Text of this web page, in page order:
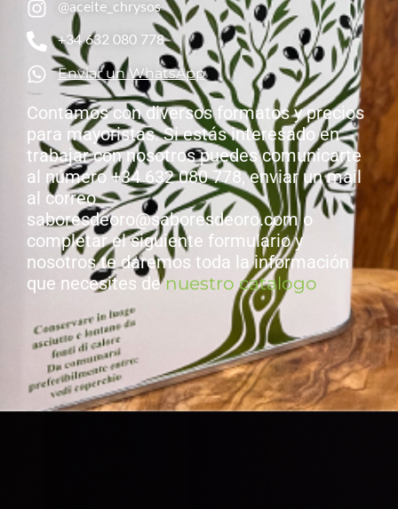
@aceite_chrysos
+34 632 080 778
Enviar un WhatsApp
Contamos con diversos formatos y precios
para mayoristas. Si estás interesado en
trabajar con nosotros puedes comunicarte
al número +34 632 080 778, enviar un mail
al correo
saboresdeoro@saboresdeoro.com o
completar el siguiente formulario y
nosotros te daremos toda la información
que necesites denuestro catalogo